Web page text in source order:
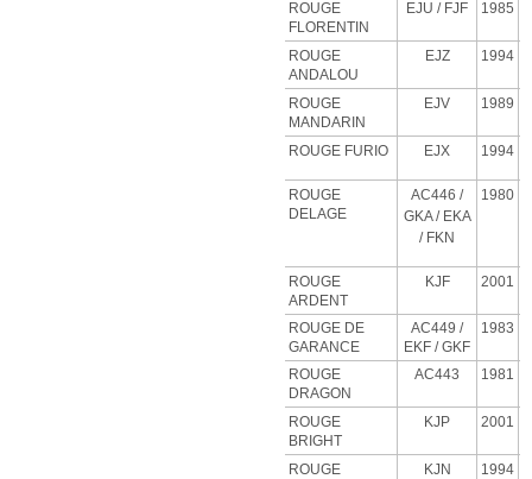
ROUGE
FLORENTIN
EJU / FJF 1985
ROUGE
ANDALOU
EJZ 1994
ROUGE
MANDARIN
EJV 1989
ROUGE FURIO EJX 1994
ROUGE
DELAGE
AC446 /
GKA / EKA
/ FKN
1980
ROUGE
ARDENT
KJF 2001
ROUGE DE
GARANCE
AC449 /
EKF / GKF
1983
ROUGE
DRAGON
AC443 1981
ROUGE
BRIGHT
KJP 2001
ROUGE
KJN 1994